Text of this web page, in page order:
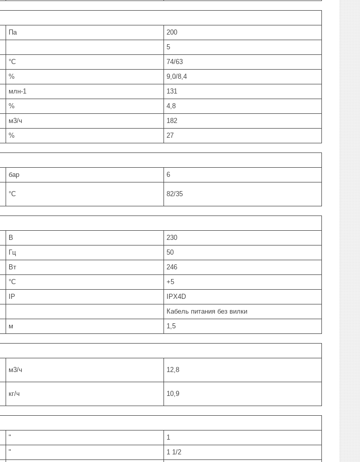
Па
200
5
°C
74/63
%
9,0/8,4
млн-1
131
%
4,8
м3/ч
182
% 27
бар
6
°C 82/35
В
230
Гц
50
Вт
246
°C
+5
IP
IPX4D
Кабель питания без вилки
м 1,5
м3/ч 12,8
кг/ч 10,9
"
1
"
1 1/2